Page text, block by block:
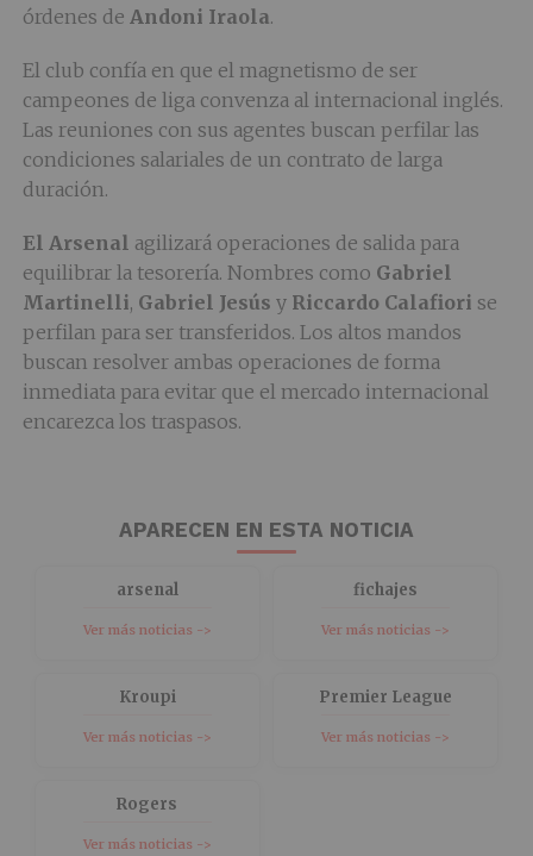
órdenes de Andoni Iraola.
El club confía en que el magnetismo de ser
campeones de liga convenza al internacional inglés.
Las reuniones con sus agentes buscan perfilar las
condiciones salariales de un contrato de larga
duración.
El Arsenal agilizará operaciones de salida para
equilibrar la tesorería. Nombres como Gabriel
Martinelli, Gabriel Jesús y Riccardo Calafiori se
perfilan para ser transferidos. Los altos mandos
buscan resolver ambas operaciones de forma
inmediata para evitar que el mercado internacional
encarezca los traspasos.
APARECEN EN ESTA NOTICIA
arsenal
Ver más noticias ->
fichajes
Ver más noticias ->
Kroupi
Ver más noticias ->
Premier League
Ver más noticias ->
Rogers
Ver más noticias ->